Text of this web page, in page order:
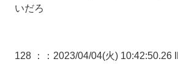
いだろ
128 ： ：2023/04/04(火) 10:42:50.26